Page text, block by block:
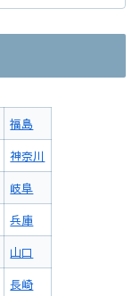
福島
神奈川
岐阜
兵庫
山口
長崎